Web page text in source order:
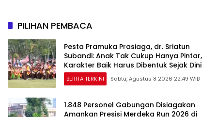
PILIHAN PEMBACA
Pesta Pramuka Prasiaga, dr. Sriatun
Subandi: Anak Tak Cukup Hanya Pintar,
Karakter Baik Harus Dibentuk Sejak Dini
BERITA TERKINI Sabtu, Agustus 8 2026 22:49 WIB
1.848 Personel Gabungan Disiagakan
Amankan Presisi Merdeka Run 2026 di